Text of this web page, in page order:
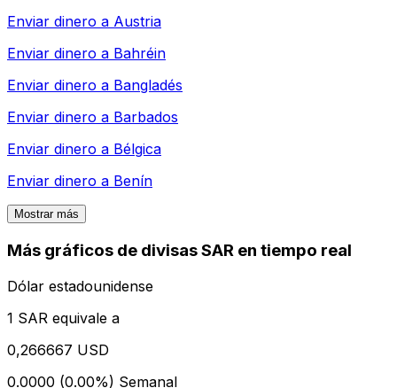
Enviar dinero a Austria
Enviar dinero a Bahréin
Enviar dinero a Bangladés
Enviar dinero a Barbados
Enviar dinero a Bélgica
Enviar dinero a Benín
Mostrar más
Más gráficos de divisas SAR en tiempo real
Dólar estadounidense
1 SAR equivale a
0,266667 USD
0.0000 (0.00%) Semanal